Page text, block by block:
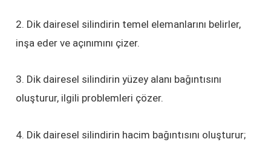
2. Dik dairesel silindirin temel elemanlarını belirler,
inşa eder ve açınımını çizer.
3. Dik dairesel silindirin yüzey alanı bağıntısını
oluşturur, ilgili problemleri çözer.
4. Dik dairesel silindirin hacim bağıntısını oluşturur;